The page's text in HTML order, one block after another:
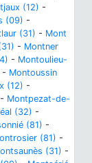
(12) -
(09) -
(31) - Mont
- Montner
- Montoulieu-
- Montoussin
(12) -
- Montpezat-de-
(32) -
(81) -
(81) -
(31) -